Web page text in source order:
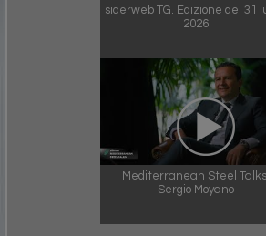
siderweb TG. Edizione del 31
2026
Mediterranean Steel
Sergio Moyano